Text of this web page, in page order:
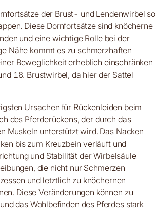
der Brust- und Lendenwirbel so
Diese Dornfortsätze sind knöcherne
und eine wichtige Rolle bei der
Nähe kommt es zu schmerzhaften
Beweglichkeit erheblich einschränken
18. Brustwirbel, da hier der Sattel
Ursachen für Rückenleiden beim
des Pferderückens, der durch das
Muskeln unterstützt wird. Das Nacken
bis zum Kreuzbein verläuft und
und Stabilität der Wirbelsäule
die nicht nur Schmerzen
und letztlich zu knöchernen
Diese Veränderungen können zu
das Wohlbefinden des Pferdes stark